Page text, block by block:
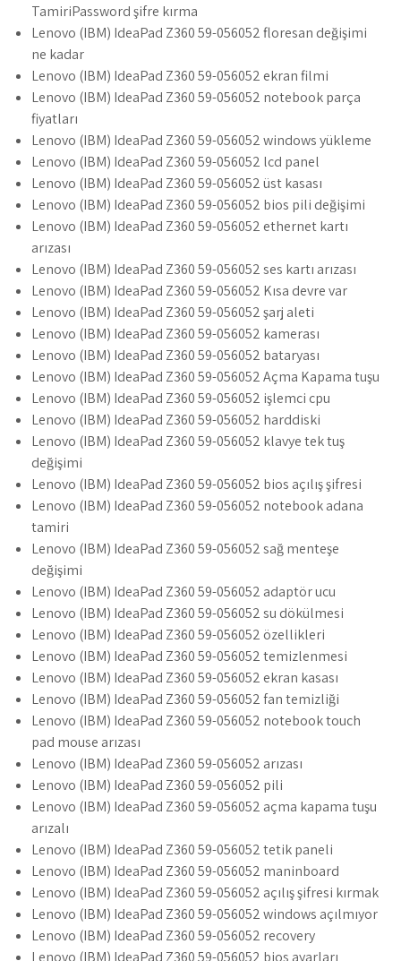
TamiriPassword şifre kırma
Lenovo (IBM) IdeaPad Z360 59-056052 floresan değişimi
ne kadar
Lenovo (IBM) IdeaPad Z360 59-056052 ekran filmi
Lenovo (IBM) IdeaPad Z360 59-056052 notebook parça
fiyatları
Lenovo (IBM) IdeaPad Z360 59-056052 windows yükleme
Lenovo (IBM) IdeaPad Z360 59-056052 lcd panel
Lenovo (IBM) IdeaPad Z360 59-056052 üst kasası
Lenovo (IBM) IdeaPad Z360 59-056052 bios pili değişimi
Lenovo (IBM) IdeaPad Z360 59-056052 ethernet kartı
arızası
Lenovo (IBM) IdeaPad Z360 59-056052 ses kartı arızası
Lenovo (IBM) IdeaPad Z360 59-056052 Kısa devre var
Lenovo (IBM) IdeaPad Z360 59-056052 şarj aleti
Lenovo (IBM) IdeaPad Z360 59-056052 kamerası
Lenovo (IBM) IdeaPad Z360 59-056052 bataryası
Lenovo (IBM) IdeaPad Z360 59-056052 Açma Kapama tuşu
Lenovo (IBM) IdeaPad Z360 59-056052 işlemci cpu
Lenovo (IBM) IdeaPad Z360 59-056052 harddiski
Lenovo (IBM) IdeaPad Z360 59-056052 klavye tek tuş
değişimi
Lenovo (IBM) IdeaPad Z360 59-056052 bios açılış şifresi
Lenovo (IBM) IdeaPad Z360 59-056052 notebook adana
tamiri
Lenovo (IBM) IdeaPad Z360 59-056052 sağ menteşe
değişimi
Lenovo (IBM) IdeaPad Z360 59-056052 adaptör ucu
Lenovo (IBM) IdeaPad Z360 59-056052 su dökülmesi
Lenovo (IBM) IdeaPad Z360 59-056052 özellikleri
Lenovo (IBM) IdeaPad Z360 59-056052 temizlenmesi
Lenovo (IBM) IdeaPad Z360 59-056052 ekran kasası
Lenovo (IBM) IdeaPad Z360 59-056052 fan temizliği
Lenovo (IBM) IdeaPad Z360 59-056052 notebook touch
pad mouse arızası
Lenovo (IBM) IdeaPad Z360 59-056052 arızası
Lenovo (IBM) IdeaPad Z360 59-056052 pili
Lenovo (IBM) IdeaPad Z360 59-056052 açma kapama tuşu
arızalı
Lenovo (IBM) IdeaPad Z360 59-056052 tetik paneli
Lenovo (IBM) IdeaPad Z360 59-056052 maninboard
Lenovo (IBM) IdeaPad Z360 59-056052 açılış şifresi kırmak
Lenovo (IBM) IdeaPad Z360 59-056052 windows açılmıyor
Lenovo (IBM) IdeaPad Z360 59-056052 recovery
Lenovo (IBM) IdeaPad Z360 59-056052 bios ayarları